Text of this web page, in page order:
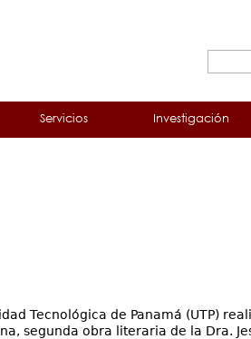
de
Servicios Investigación
Tecnológica de Panamá (UTP)
segunda obra literaria de la Dra.